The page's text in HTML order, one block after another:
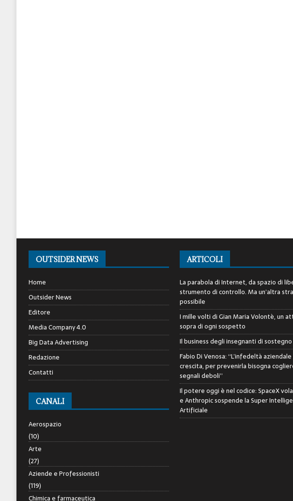
OUTSIDER NEWS
Home
Outsider News
Editore
Media Company 4.0
Big Data Advertising
Redazione
Contatti
CANALI
Aerospazio
(10)
Arte
(27)
Aziende e Professionisti
(119)
Chimica e farmaceutica
ARTICOLI
La parabola di Internet, da spazio di
strumento di controllo. Ma un’altra
possibile
I mille volti di Gian Maria Volontè, un
sopra di ogni sospetto
Il business degli insegnanti di sostegno
Fabio Di Venosa: “L’infedeltà aziendale
crescita, per prevenirla bisogna
segnali deboli”
Il potere oggi è nel codice: SpaceX
e Anthropic sospende la Super
Artificiale